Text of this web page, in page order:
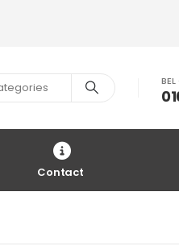
Contact